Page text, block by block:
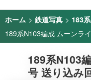
ホーム > 鉄道写真 > 183
189系N103編成 ムーンラ
189系N103
号 送り込み